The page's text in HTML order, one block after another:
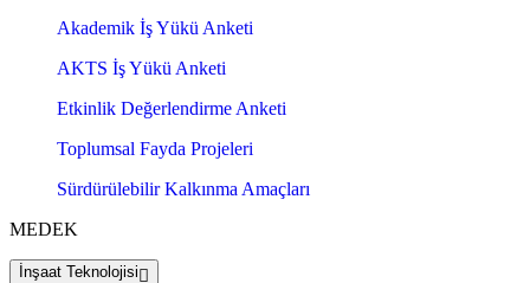
Akademik İş Yükü Anketi
AKTS İş Yükü Anketi
Etkinlik Değerlendirme Anketi
Toplumsal Fayda Projeleri
Sürdürülebilir Kalkınma Amaçları
MEDEK
İnşaat Teknolojisi